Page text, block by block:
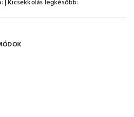
| Kicsekkolás legkésőbb: